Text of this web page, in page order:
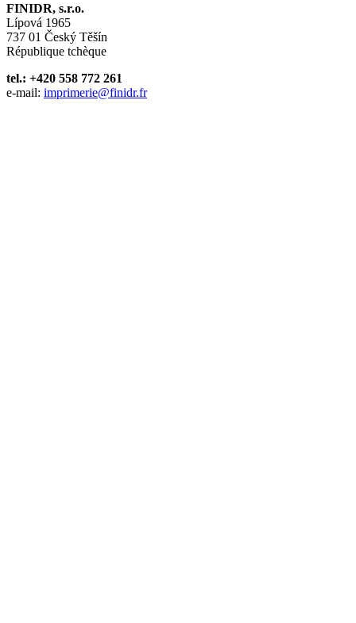
FINIDR, s.r.o.
Lípová 1965
737 01 Český Těšín
République tchèque
tel.: +420 558 772 261
e-mail: imprimerie@finidr.fr